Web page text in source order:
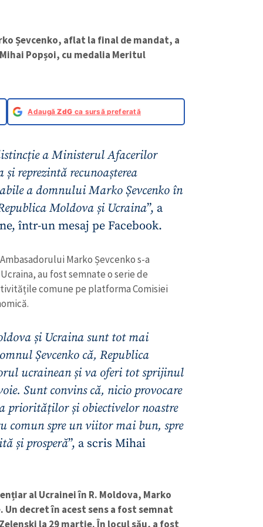
Șevcenko, aflat la final de mandat, a
Popșoi, cu medalia Meritul
AdaugăZdG ca sursă preferată
a Ministerul Afacerilor
reprezintă recunoașterea
a domnului Marko Șevcenko în
Moldova și Ucraina”, a
într-un mesaj pe Facebook.
Marko Șevcenko s-a
au fost semnate o serie de
comune pe platforma Comisiei
și Ucraina sunt tot mai
Șevcenko că, Republica
ucrainean și va oferi tot sprijinul
Sunt convins că, nicio provocare
priorităților și obiectivelor noastre
comun spre un viitor mai bun, spre
și prosperă”, a scris Mihai
al Ucrainei în R. Moldova, Marko
decret în acest sens a fost semnat
la 29 martie. În locul său, a fost
+ Adaugă titlu
+ Încarcă imagine
CONTACT SURSĂ
+ Emailul
+ Telefon